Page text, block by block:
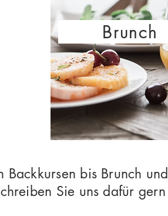
Brunch
Backkursen bis Brunch
Sie uns dafür